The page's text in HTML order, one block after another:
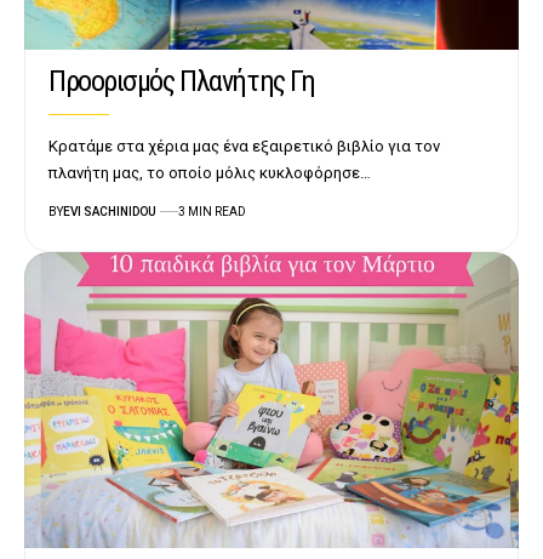
Προορισμός Πλανήτης Γη
Κρατάμε στα χέρια μας ένα εξαιρετικό βιβλίο για τον
πλανήτη μας, το οποίο μόλις κυκλοφόρησε…
BYEVI SACHINIDOU 3 MIN READ